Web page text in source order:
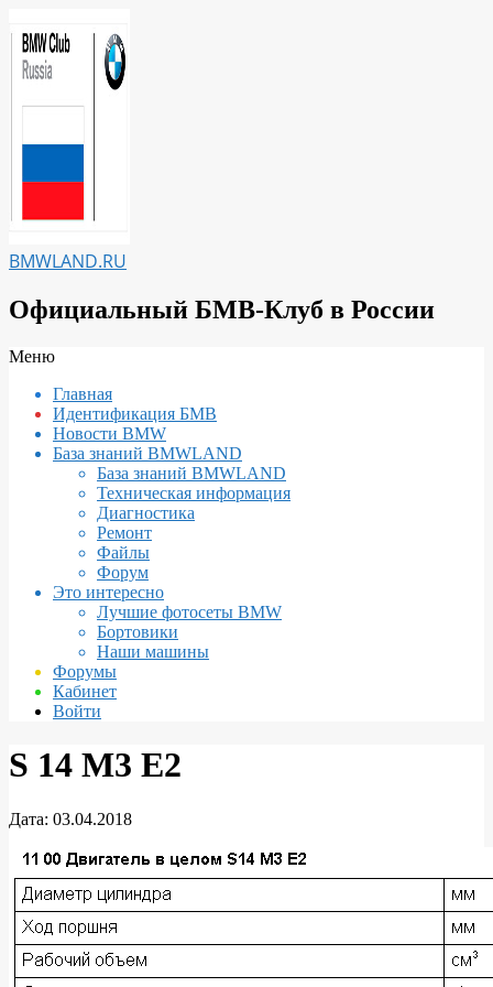
к
содержимому
BMWLAND.RU
Официальный БМВ-Клуб в России
Вторичное
навигации
Меню
Главная
Идентификация БМВ
Новости BMW
База знаний BMWLAND
База знаний BMWLAND
Техническая информация
Диагностика
Ремонт
Файлы
Форум
Это интересно
Лучшие фотосеты BMW
Бортовики
Наши машины
Форумы
Кабинет
Войти
S 14 M3 E2
Дата: 03.04.2018
S
14
M3
E2